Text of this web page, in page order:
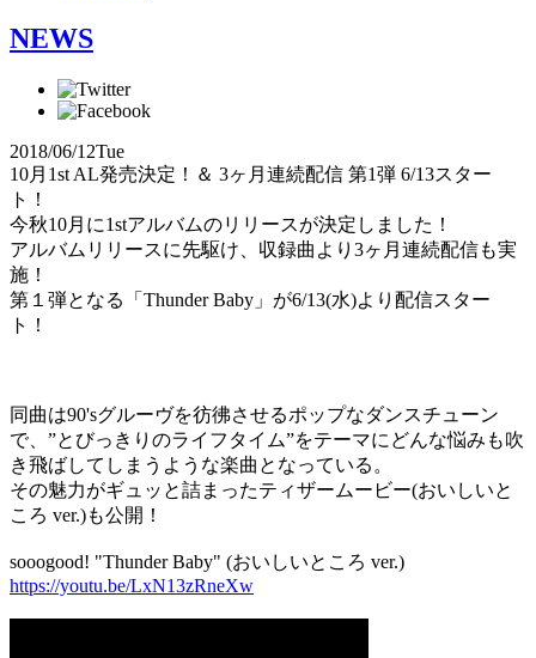
NEWS
2018/06/12Tue
10月1st AL発売決定！＆ 3ヶ月連続配信 第1弾 6/13スター
ト！
今秋10月に1stアルバムのリリースが決定しました！
アルバムリリースに先駆け、収録曲より3ヶ月連続配信も実
施！
第１弾となる「Thunder Baby」が6/13(水)より配信スター
ト！
同曲は90'sグルーヴを彷彿させるポップなダンスチューン
で、”とびっきりのライフタイム”をテーマにどんな悩みも吹
き飛ばしてしまうような楽曲となっている。
その魅力がギュッと詰まったティザームービー(おいしいと
ころ ver.)も公開！
sooogood! "Thunder Baby" (おいしいところ ver.)
https://youtu.be/LxN13zRneXw